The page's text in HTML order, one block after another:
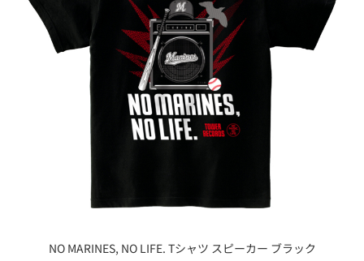
NO MARINES, NO LIFE. Tシャツ スピーカー ブラック